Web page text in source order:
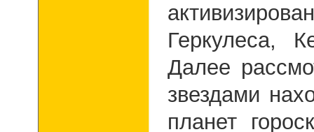
Геркулеса,
Далее
звездами
планет